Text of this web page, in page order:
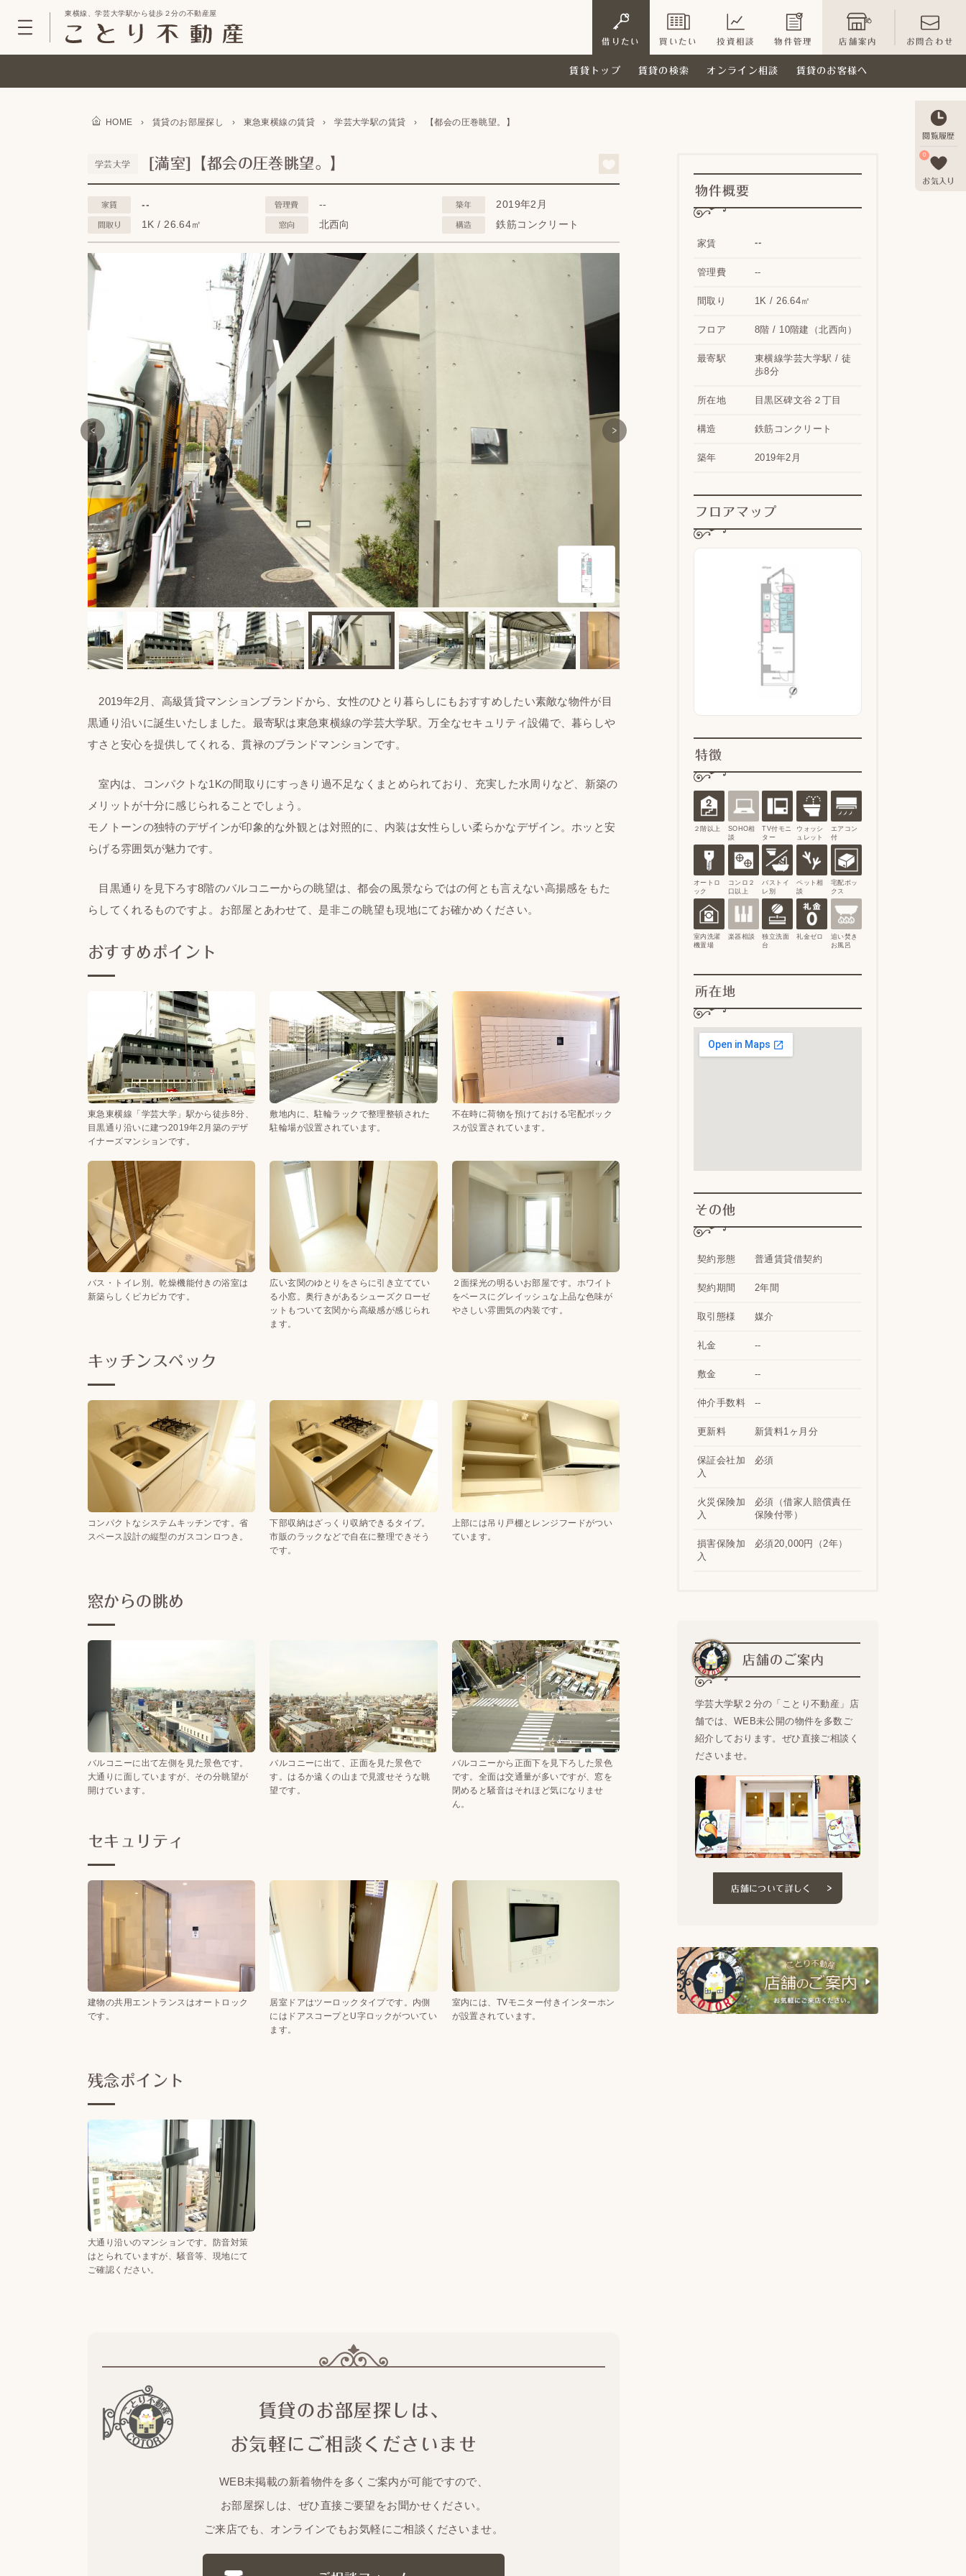
東横線、学芸大学駅から徒歩２分の不動産屋
借りたい 買いたい 投資相談 物件管理 店舗案内 お問合わせ
賃貸トップ 賃貸の検索 オンライン相談 賃貸のお客様へ
閲覧履歴
0
お気入り
HOME › 賃貸のお部屋探し › 東急東横線の賃貸 › 学芸大学駅の賃貸 › 【都会の圧巻眺望。】
学芸大学 [満室]【都会の圧巻眺望。】
家賃 -- 管理費 -- 築年 2019年2月
間取り 1K / 26.64㎡ 窓向 北西向 構造 鉄筋コンクリート
2019年2月、高級賃貸マンションブランドから、女性のひとり暮らしにもおすすめしたい素敵な物件が目
黒通り沿いに誕生いたしました。最寄駅は東急東横線の学芸大学駅。万全なセキュリティ設備で、暮らしや
すさと安心を提供してくれる、貫禄のブランドマンションです。
室内は、コンパクトな1Kの間取りにすっきり過不足なくまとめられており、充実した水周りなど、新築の
メリットが十分に感じられることでしょう。
モノトーンの独特のデザインが印象的な外観とは対照的に、内装は女性らしい柔らかなデザイン。ホッと安
らげる雰囲気が魅力です。
目黒通りを見下ろす8階のバルコニーからの眺望は、都会の風景ならではの何とも言えない高揚感をもた
らしてくれるものですよ。お部屋とあわせて、是非この眺望も現地にてお確かめください。
おすすめポイント
東急東横線「学芸大学」駅から徒歩8分、
目黒通り沿いに建つ2019年2月築のデザ
イナーズマンションです。
敷地内に、駐輪ラックで整理整頓された
駐輪場が設置されています。
不在時に荷物を預けておける宅配ボック
スが設置されています。
バス・トイレ別。乾燥機能付きの浴室は
新築らしくピカピカです。
広い玄関のゆとりをさらに引き立ててい
る小窓。奥行きがあるシューズクローゼ
ットもついて玄関から高級感が感じられ
ます。
２面採光の明るいお部屋です。ホワイト
をベースにグレイッシュな上品な色味が
やさしい雰囲気の内装です。
キッチンスペック
コンパクトなシステムキッチンです。省
スペース設計の縦型のガスコンロつき。
下部収納はざっくり収納できるタイプ。
市販のラックなどで自在に整理できそう
です。
上部には吊り戸棚とレンジフードがつい
ています。
窓からの眺め
バルコニーに出て左側を見た景色です。
大通りに面していますが、その分眺望が
開けています。
バルコニーに出て、正面を見た景色で
す。はるか遠くの山まで見渡せそうな眺
望です。
バルコニーから正面下を見下ろした景色
です。全面は交通量が多いですが、窓を
閉めると騒音はそれほど気になりませ
ん。
セキュリティ
建物の共用エントランスはオートロック
です。
居室ドアはツーロックタイプです。内側
にはドアスコープとU字ロックがついてい
ます。
室内には、TVモニター付きインターホン
が設置されています。
残念ポイント
大通り沿いのマンションです。防音対策
はとられていますが、騒音等、現地にて
ご確認ください。
賃貸のお部屋探しは、
お気軽にご相談くださいませ
WEB未掲載の新着物件を多くご案内が可能ですので、
お部屋探しは、ぜひ直接ご要望をお聞かせください。
ご来店でも、オンラインでもお気軽にご相談くださいませ。
物件概要
家賃 --
管理費 --
間取り 1K / 26.64㎡
フロア 8階 / 10階建（北西向）
最寄駅
東横線学芸大学駅 / 徒
歩8分
所在地 目黒区碑文谷２丁目
構造 鉄筋コンクリート
築年 2019年2月
フロアマップ
特徴
２階以上
SOHO相
談
TV付モニ
ター
ウォッシ
ュレット
エアコン
付
オートロ
ック
コンロ２
口以上
バストイ
レ別
ペット相
談
宅配ボッ
クス
室内洗濯
機置場
楽器相談
独立洗面
台
礼金ゼロ
追い焚き
お風呂
所在地
その他
契約形態 普通賃貸借契約
契約期間 2年間
取引態様 媒介
礼金 --
敷金 --
仲介手数料 --
更新料 新賃料1ヶ月分
保証会社加
入
必須
火災保険加
入
必須（借家人賠償責任
保険付帯）
損害保険加
入
必須20,000円（2年）
店舗のご案内
学芸大学駅２分の「ことり不動産」店
舗では、WEB未公開の物件を多数ご
紹介しております。ぜひ直接ご相談く
ださいませ。
店舗について詳しく